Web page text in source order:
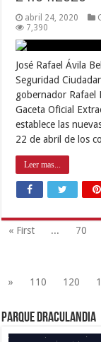
abril 24, 2020
7,390
José Rafael Ávila
Seguridad
gobernador Rafael
Gaceta Oficial
establece las
22 de abril de los
Leer mas...
« First ... 70
»
110 120
Parque Draculandia